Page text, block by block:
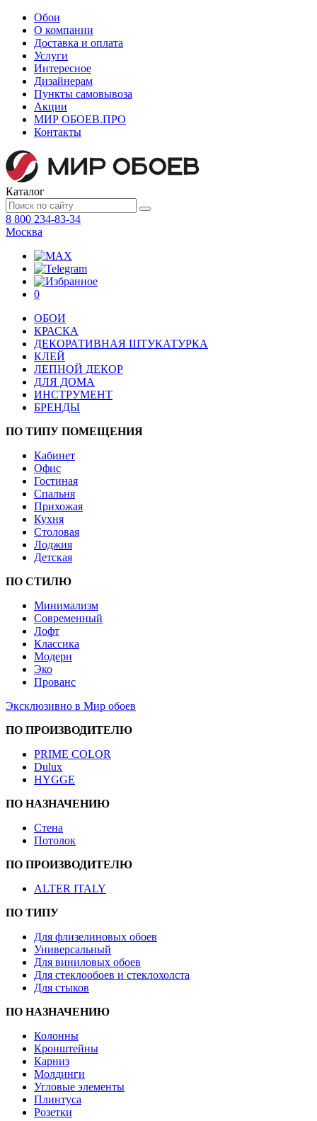
Обои
О компании
Доставка и оплата
Услуги
Интересное
Дизайнерам
Пункты самовывоза
Акции
МИР ОБОЕВ.ПРО
Контакты
Каталог
8 800 234-83-34
Москва
0
ОБОИ
КРАСКА
ДЕКОРАТИВНАЯ ШТУКАТУРКА
КЛЕЙ
ЛЕПНОЙ ДЕКОР
ДЛЯ ДОМА
ИНСТРУМЕНТ
БРЕНДЫ
ПО ТИПУ ПОМЕЩЕНИЯ
Кабинет
Офис
Гостиная
Спальня
Прихожая
Кухня
Столовая
Лоджия
Детская
ПО СТИЛЮ
Минимализм
Современный
Лофт
Классика
Модерн
Эко
Прованс
Эксклюзивно в Мир обоев
ПО ПРОИЗВОДИТЕЛЮ
PRIME COLOR
Dulux
HYGGE
ПО НАЗНАЧЕНИЮ
Стена
Потолок
ПО ПРОИЗВОДИТЕЛЮ
ALTER ITALY
ПО ТИПУ
Для флизелиновых обоев
Универсальный
Для виниловых обоев
Для стеклообоев и стеклохолста
Для стыков
ПО НАЗНАЧЕНИЮ
Колонны
Кронштейны
Карниз
Молдинги
Угловые элементы
Плинтуса
Розетки